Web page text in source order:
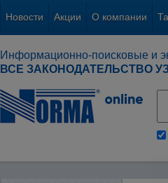
Новости Акции О компании
Информационно-поисковые и
ВСЕ ЗАКОНОДАТЕЛЬСТВО